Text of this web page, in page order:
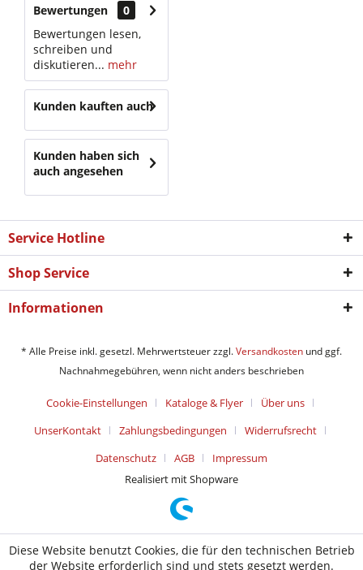
Bewertungen
0
Bewertungen lesen,
schreiben und
diskutieren... mehr
Kunden kauften auch
Kunden haben sich
auch angesehen
Service Hotline
Shop Service
Informationen
* Alle Preise inkl. gesetzl. Mehrwertsteuer zzgl.Versandkosten und ggf.
Nachnahmegebühren, wenn nicht anders beschrieben
Cookie-Einstellungen Kataloge & Flyer
Über uns
UnserKontakt
Zahlungsbedingungen
Widerrufsrecht
Datenschutz
AGB
Impressum
Realisiert mit Shopware
Diese Website benutzt Cookies, die für den technischen Betrieb
der Website erforderlich sind und stets gesetzt werden.